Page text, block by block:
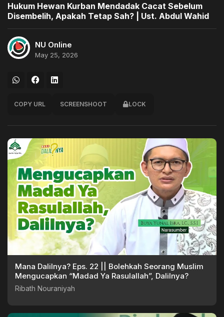
Hukum Hewan Kurban Mendadak Cacat Sebelum
Disembelih, Apakah Tetap Sah? | Ust. Abdul Wahid
NU Online
May 25, 2026
COPY URL SCREENSHOOT LOCK
Mana Dalilnya? Eps. 22 || Bolehkah Seorang Muslim
Mengucapkan “Madad Ya Rasulallah”, Dalilnya?
Ribath Nouraniyah